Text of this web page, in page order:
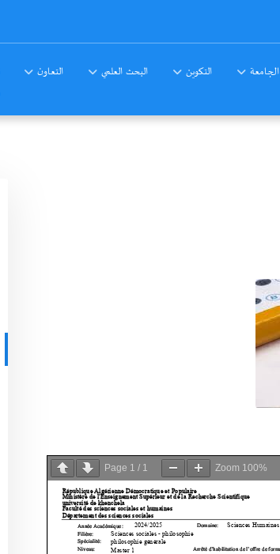
الجامعة التكوين البحث العلمي التعاون
Page 1 / 1 Zoom 100%